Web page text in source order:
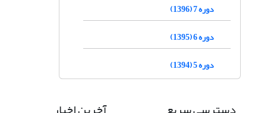
دوره 7 (1396)
دوره 6 (1395)
دوره 5 (1394)